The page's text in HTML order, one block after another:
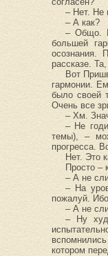
– Нет. Не
– А как?
– Общо.
большей
осознания.
рассказе.
Вот
гармонии.
было своей
Очень все
– Хм.
– Не
темы), –
прогресса.
Нет. Это
Просто –
– А не
– На
пожалуй.
– А не
– Ну
котором